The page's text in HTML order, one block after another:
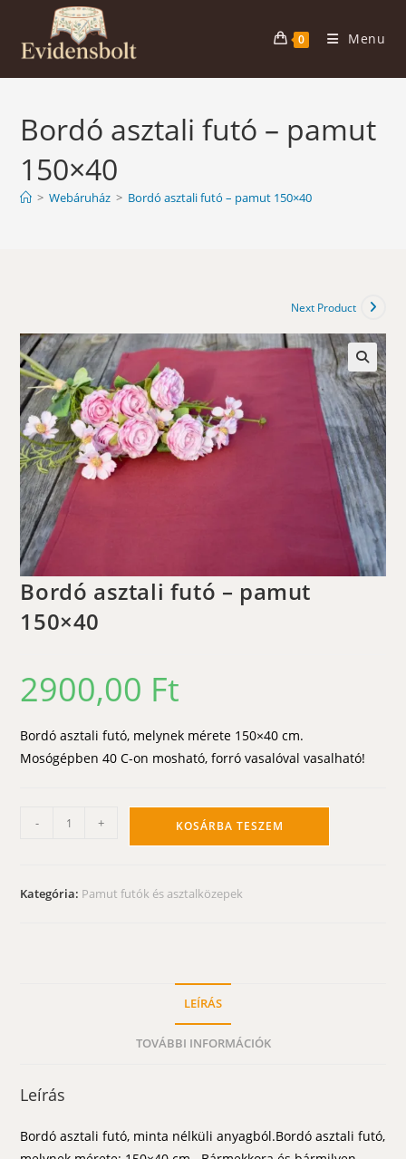
content
0 Menu
Bordó asztali futó – pamut
150×40
> Webáruház > Bordó asztali futó – pamut 150×40
Next Product
🔍
Bordó asztali futó – pamut
150×40
2900,00 Ft
Bordó asztali futó, melynek mérete 150×40 cm.
Mosógépben 40 C-on mosható, forró vasalóval vasalható!
- + KOSÁRBA TESZEM
Kategória: Pamut futók és asztalközepek
LEÍRÁS
TOVÁBBI INFORMÁCIÓK
Leírás
Bordó asztali futó, minta nélküli anyagból.Bordó asztali futó,